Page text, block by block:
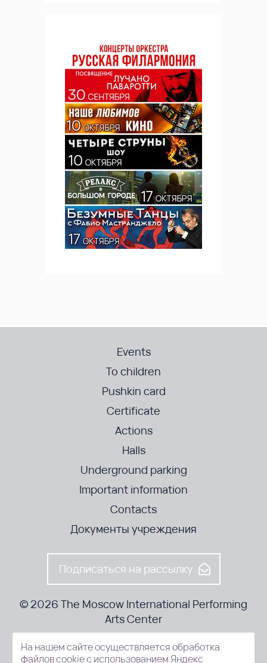
Events
To children
Pushkin card
Certificate
Actions
Halls
Underground parking
Important information
Contacts
Документы учреждения
Подписаться на рассылку
© 2026 The Moscow International Performing
Arts Center
52-8, Kosmodamianskaya nab., Moscow, 115054, Russia
На нашем сайте осуществляется обработка
файлов cookie с использованием Яндекс